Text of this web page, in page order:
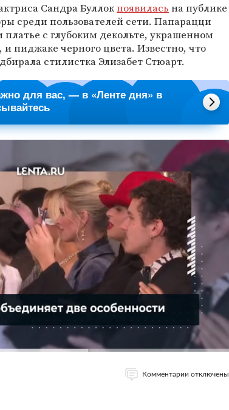
Сандра Буллокпоявилась на публике
среди пользователей сети. Папарацци
платье с глубоким декольте, украшенном
пиджаке черного цвета. Известно, что
стилистка Элизабет Стюарт.
для вас, — в «Ленте дня» в
Комментарии отключены